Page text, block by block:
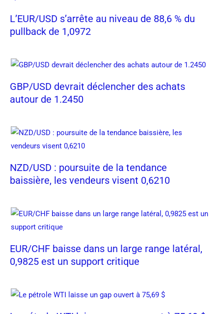
L’EUR/USD s’arrête au niveau de 88,6 % du
pullback de 1,0972
GBP/USD devrait déclencher des achats
autour de 1.2450
NZD/USD : poursuite de la tendance
baissière, les vendeurs visent 0,6210
EUR/CHF baisse dans un large range latéral,
0,9825 est un support critique